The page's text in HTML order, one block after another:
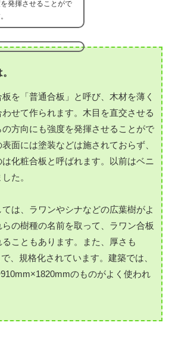
発揮させることがで
を「普通合板」と呼び、木材を薄く
せて作られます。木目を直交させる
方向にも強度を発揮させることがで
面には塗装などは施されておらず、
化粧合板と呼ばれます。以前はベニ
た。
は、ラワンやシナなどの広葉樹がよ
らの樹種の名前を取って、ラワン合板
こともあります。また、厚さも
、規格化されています。建築では、
のものがよく使われ